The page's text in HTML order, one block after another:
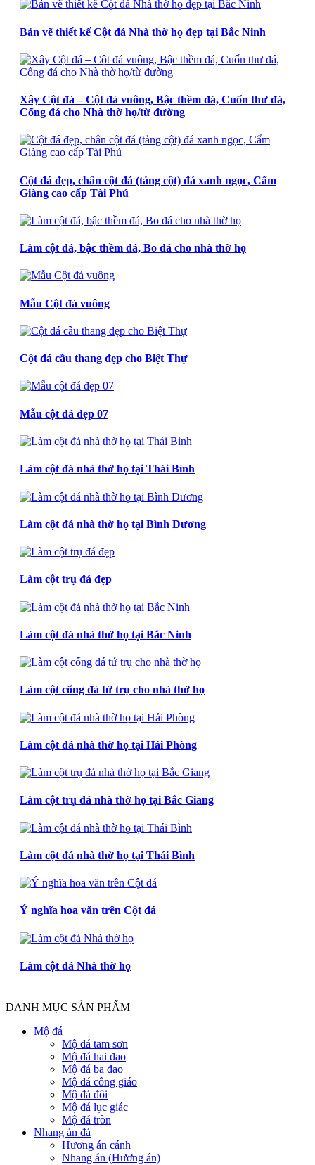
Bản vẽ thiết kế Cột đá Nhà thờ họ đẹp tại Bắc Ninh
Xây Cột đá – Cột đá vuông, Bậc thềm đá, Cuốn thư đá,
Cổng đá cho Nhà thờ họ/từ đường
Cột đá đẹp, chân cột đá (tảng cột) đá xanh ngọc, Cẩm
Giàng cao cấp Tài Phú
Làm cột đá, bậc thềm đá, Bo đá cho nhà thờ họ
Mẫu Cột đá vuông
Cột đá cầu thang đẹp cho Biệt Thự
Mẫu cột đá đẹp 07
Làm cột đá nhà thờ họ tại Thái Bình
Làm cột đá nhà thờ họ tại Bình Dương
Làm cột trụ đá đẹp
Làm cột đá nhà thờ họ tại Bắc Ninh
Làm cột cổng đá tứ trụ cho nhà thờ họ
Làm cột đá nhà thờ họ tại Hải Phòng
Làm cột trụ đá nhà thờ họ tại Bắc Giang
Làm cột đá nhà thờ họ tại Thái Bình
Ý nghĩa hoa văn trên Cột đá
Làm cột đá Nhà thờ họ
DANH MỤC SẢN PHẨM
Mộ đá
Mộ đá tam sơn
Mộ đá hai đao
Mộ đá ba đao
Mộ đá công giáo
Mộ đá đôi
Mộ đá lục giác
Mộ đá tròn
Nhang án đá
Hương án cánh
Nhang án (Hương án)